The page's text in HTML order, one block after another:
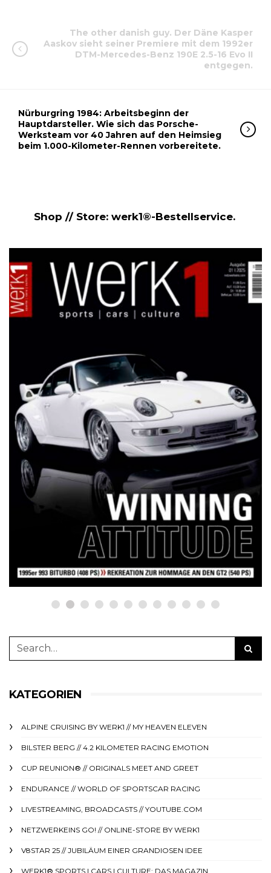
The other danish guy. Der Däne Kasper
Aaskov sieht seiner Premiere mit dem 1992er
DTM-Mercedes-Benz 190E 2.5-16 Evo II
entgegen.
Nürburgring 1984: Arbeitsbeginn der
Hauptdarsteller. Wie sich das Porsche-
Werksteam vor 40 Jahren auf den Heimsieg
beim 1.000-Kilometer-Rennen vorbereitete.
Shop // Store: werk1®-Bestellservice.
NETZWERKEINS GO! // ONLINE-STORE BY WERK1
12 Jahre werk1® sports | cars |
culture: Bestellen Sie jetzt die
neue Sommerausgabe 01 | 2025
(erscheint am 1. Juli 2025) online
auf netzwerkeins | GO!
23. Juni 2025
KATEGORIEN
ALPINE CRUISING BY WERK1 // MY HEAVEN ELEVEN
BILSTER BERG // 4.2 KILOMETER RACING EMOTION
CUP REUNION® // ORIGINALS MEET AND GREET
ENDURANCE // WORLD OF SPORTSCAR RACING
LIVESTREAMING, BROADCASTS // YOUTUBE.COM
NETZWERKEINS GO! // ONLINE-STORE BY WERK1
V8STAR 25 // JUBILÄUM EINER GRANDIOSEN IDEE
WERK1® SPORTS | CARS | CULTURE: DAS MAGAZIN